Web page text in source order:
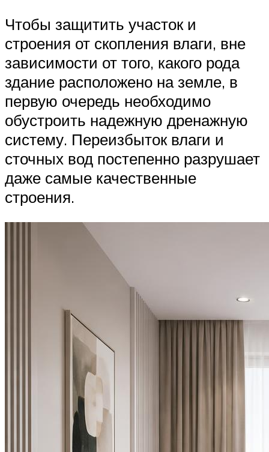
Чтобы защитить участок и
строения от скопления влаги, вне
зависимости от того, какого рода
здание расположено на земле, в
первую очередь необходимо
обустроить надежную дренажную
систему. Переизбыток влаги и
сточных вод постепенно разрушает
даже самые качественные
строения.